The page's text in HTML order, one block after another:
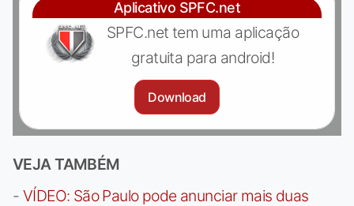
Aplicativo SPFC.net
SPFC.net tem uma aplicação
gratuita para android!
Download
VEJA TAMBÉM
- VÍDEO: São Paulo pode anunciar mais duas